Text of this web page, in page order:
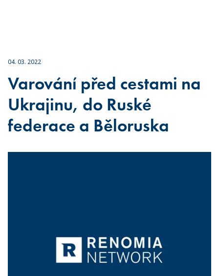
04. 03. 2022
Varování před cestami na
Ukrajinu, do Ruské
federace a Běloruska